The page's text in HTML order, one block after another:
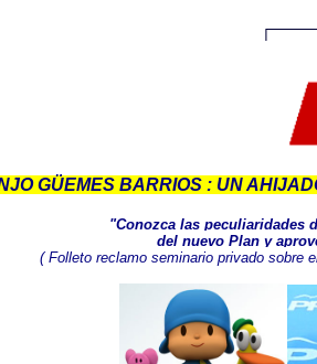
GÜEMES BARRIOS : UN
"Conozca las peculiaridades
del nuevo Plan y
( Folleto reclamo seminario privado sobre